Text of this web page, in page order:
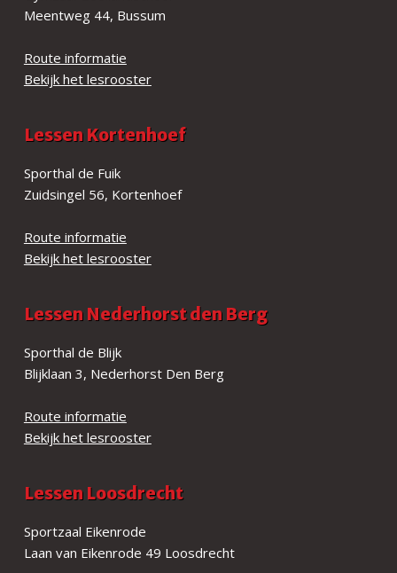
Meentweg 44, Bussum
Route informatie
Bekijk het lesrooster
Lessen Kortenhoef
Sporthal de Fuik
Zuidsingel 56, Kortenhoef
Route informatie
Bekijk het lesrooster
Lessen Nederhorst den Berg
Sporthal de Blijk
Blijklaan 3, Nederhorst Den Berg
Route informatie
Bekijk het lesrooster
Lessen Loosdrecht
Sportzaal Eikenrode
Laan van Eikenrode 49 Loosdrecht